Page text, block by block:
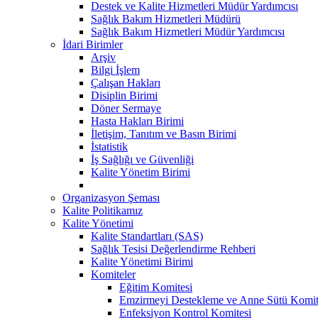
Destek ve Kalite Hizmetleri Müdür Yardımcısı
Sağlık Bakım Hizmetleri Müdürü
Sağlık Bakım Hizmetleri Müdür Yardımcısı
İdari Birimler
Arşiv
Bilgi İşlem
Çalışan Hakları
Disiplin Birimi
Döner Sermaye
Hasta Hakları Birimi
İletişim, Tanıtım ve Basın Birimi
İstatistik
İş Sağlığı ve Güvenliği
Kalite Yönetim Birimi
Organizasyon Şeması
Kalite Politikamız
Kalite Yönetimi
Kalite Standartları (SAS)
Sağlık Tesisi Değerlendirme Rehberi
Kalite Yönetimi Birimi
Komiteler
Eğitim Komitesi
Emzirmeyi Destekleme ve Anne Sütü
Enfeksiyon Kontrol Komitesi